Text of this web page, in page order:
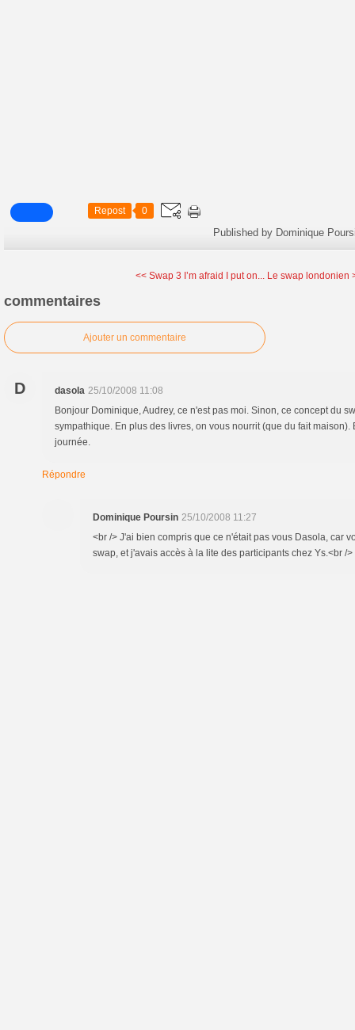
Repost 0
Published by Dominique
<< Swap 3 I’m afraid I put on... Le swap londonien
commentaires
Ajouter un commentaire
D dasola 25/10/2008 11:08
Bonjour Dominique, Audrey, ce n'est pas moi. Sinon, ce concept du
sympathique. En plus des livres, on vous nourrit (que du fait maison).
journée.
Répondre
Dominique Poursin 25/10/2008 11:27
<br /> J'ai bien compris que ce n'était pas vous Dasola, car
swap, et j'avais accès à la lite des participants chez Ys.<br />